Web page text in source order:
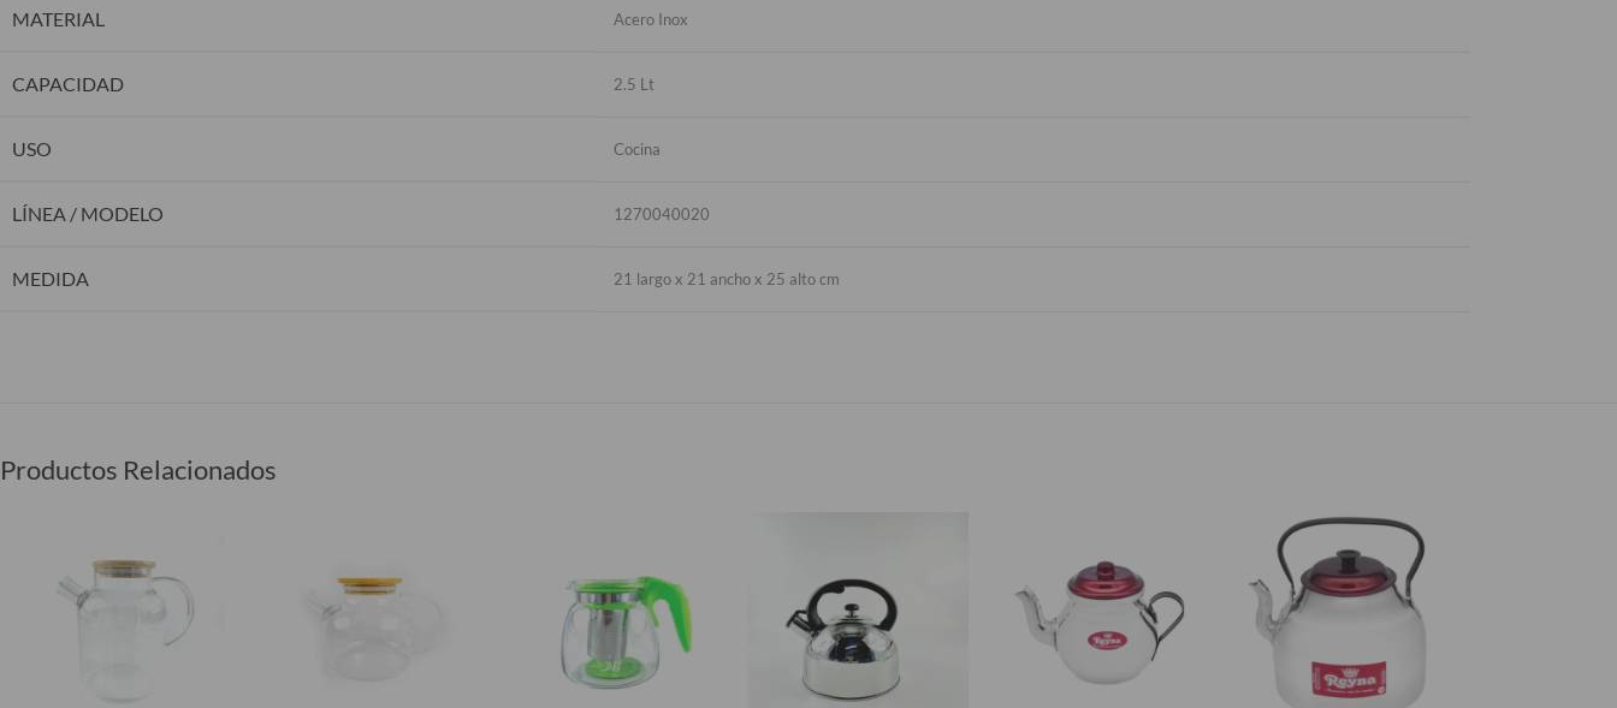
MATERIAL Acero Inox
CAPACIDAD 2.5 Lt
USO Cocina
LÍNEA / MODELO 1270040020
MEDIDA 21 largo x 21 ancho x 25 alto cm
Productos Relacionados